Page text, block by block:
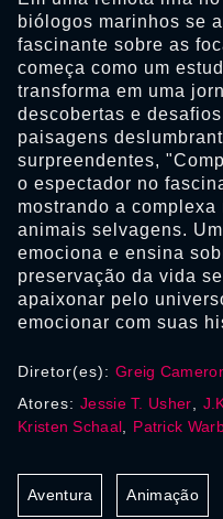
biólogos marinhos se
fascinante sobre as
começa como um
transforma em uma
descobertas e
paisagens
surpreendentes,
o espectador no
mostrando a
animais selvagens.
emociona e ensina
preservação da vida
apaixonar pelo
emocionar com suas
Diretor(es): Greig
Atores: Jessie T. Usher
Kristen Schaal
Patrick
Aventura Animação